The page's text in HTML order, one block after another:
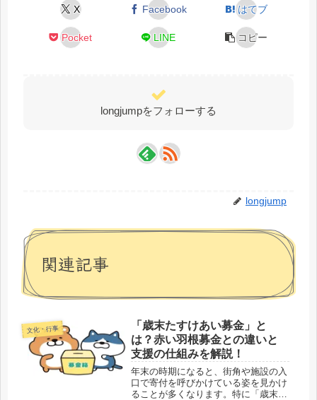
X Facebook はてブ
Pocket LINE コピー
longjumpをフォローする
longjump
関連記事
文化・行事
「歳末たすけあい募金」と
は？赤い羽根募金との違いと
支援の仕組みを解説！
年末の時期になると、街角や施設の入
口で寄付を呼びかけている姿を見かけ
ることが多くなります。特に「歳末た